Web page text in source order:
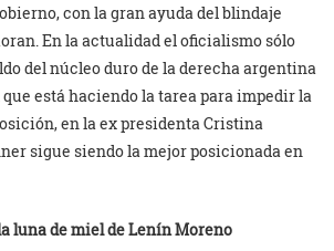
con la gran ayuda del blindaje
En la actualidad el oficialismo sólo
del núcleo duro de la derecha argentina
está haciendo la tarea para impedir la
en la ex presidenta Cristina
sigue siendo la mejor posicionada en
luna de miel de Lenín Moreno